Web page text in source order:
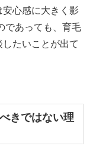
心感に大きく影
であっても、育毛
たいことが出て
きではない理